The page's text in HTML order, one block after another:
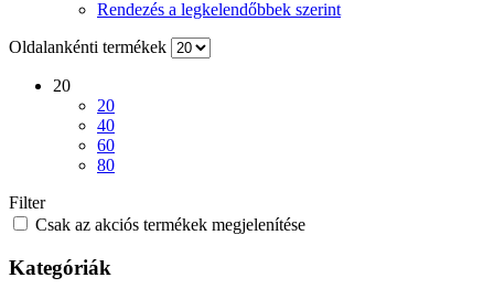
Rendezés a legkelendőbbek szerint
Oldalankénti termékek
20
20
40
60
80
Filter
Csak az akciós termékek megjelenítése
Kategóriák